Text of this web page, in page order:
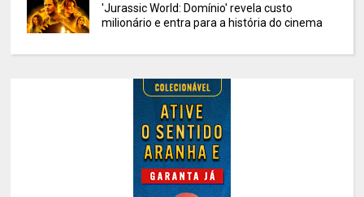
'Jurassic World: Domínio' revela custo
milionário e entra para a história do cinema